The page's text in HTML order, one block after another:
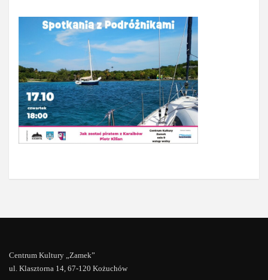
Centrum Kultury „Zamek”
ul. Klasztorna 14, 67-120 Kożuchów